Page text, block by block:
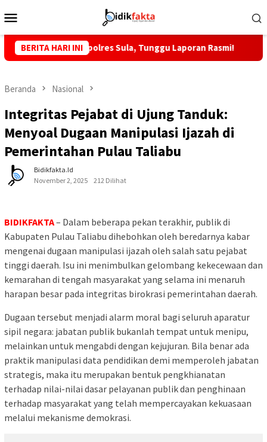
ke
Mobile
BERITA HARI INI
MTP, Kapolres Sula, Tunggu Laporan Rasmi! KKLI
Beranda Nasional
Integritas Pejabat di Ujung Tanduk:
Menyoal Dugaan Manipulasi Ijazah di
Pemerintahan Pulau Taliabu
Bidikfakta.id
November 2, 2025
212 Dilihat
BIDIKFAKTA– Dalam beberapa pekan terakhir, publik di
Kabupaten Pulau Taliabu dihebohkan oleh beredarnya kabar
mengenai dugaan manipulasi ijazah oleh salah satu pejabat
tinggi daerah. Isu ini menimbulkan gelombang kekecewaan dan
kemarahan di tengah masyarakat yang selama ini menaruh
harapan besar pada integritas birokrasi pemerintahan daerah.
Dugaan tersebut menjadi alarm moral bagi seluruh aparatur
sipil negara: jabatan publik bukanlah tempat untuk menipu,
melainkan untuk mengabdi dengan kejujuran. Bila benar ada
praktik manipulasi data pendidikan demi memperoleh jabatan
strategis, maka itu merupakan bentuk pengkhianatan
terhadap nilai-nilai dasar pelayanan publik dan penghinaan
terhadap masyarakat yang telah mempercayakan kekuasaan
melalui mekanisme demokrasi.